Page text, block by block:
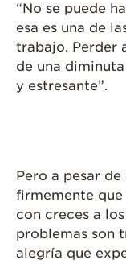
“No se puede
esa es una de
trabajo. Perder
de una
y estresante”.
Pero a pesar
firmemente que
con creces a
problemas son
alegría que